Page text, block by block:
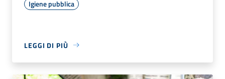
Igiene pubblica
LEGGI DI PIÙ